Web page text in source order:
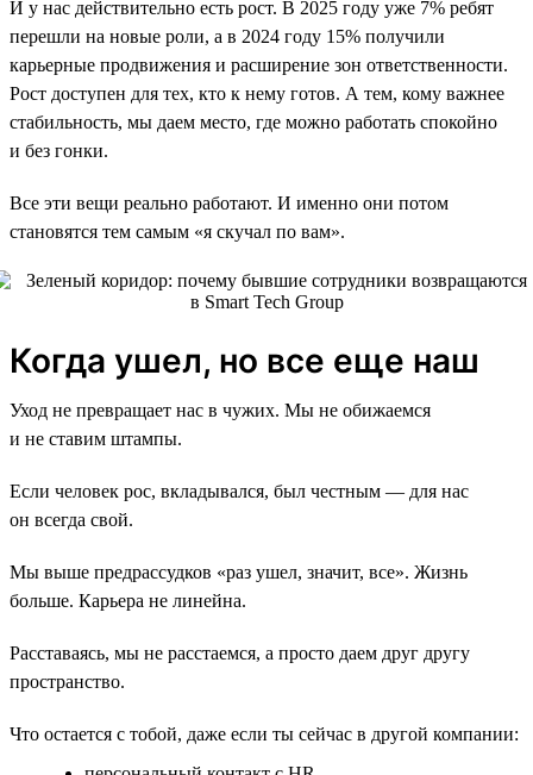
И у нас действительно есть рост. В 2025 году уже 7% ребят
перешли на новые роли, а в 2024 году 15% получили
карьерные продвижения и расширение зон ответственности.
Рост доступен для тех, кто к нему готов. А тем, кому важнее
стабильность, мы даем место, где можно работать спокойно
и без гонки.
Все эти вещи реально работают. И именно они потом
становятся тем самым «я скучал по вам».
Когда ушел, но все еще наш
Уход не превращает нас в чужих. Мы не обижаемся
и не ставим штампы.
Если человек рос, вкладывался, был честным — для нас
он всегда свой.
Мы выше предрассудков «раз ушел, значит, все». Жизнь
больше. Карьера не линейна.
Расставаясь, мы не расстаемся, а просто даем друг другу
пространство.
Что остается с тобой, даже если ты сейчас в другой компании: